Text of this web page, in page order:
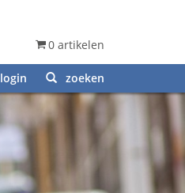
0 artikelen
login zoeken